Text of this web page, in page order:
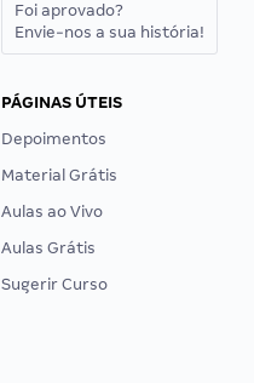
Foi aprovado?
Envie-nos a sua história!
PÁGINAS ÚTEIS
Depoimentos
Material Grátis
Aulas ao Vivo
Aulas Grátis
Sugerir Curso